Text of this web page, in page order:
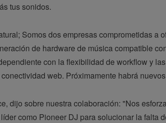
tus sonidos.
Somos dos empresas comprometidas a
de hardware de música compatible
con la flexibilidad de workflow y
web. Próximamente habrá
dijo sobre nuestra colaboración: "Nos
como Pioneer DJ para solucionar la falta